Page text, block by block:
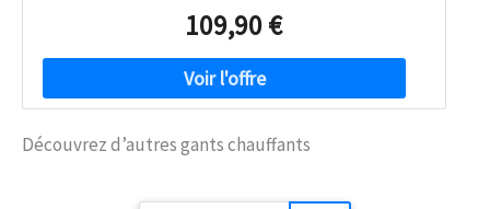
109,90 €
Découvrez d’autres gants chauffants